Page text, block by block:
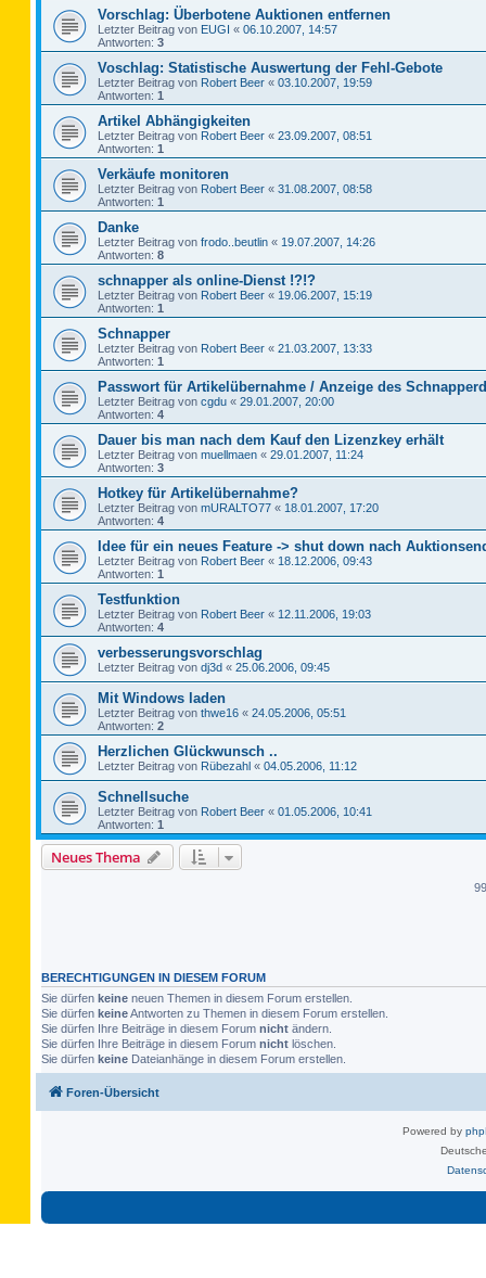
Vorschlag: Überbotene Auktionen entfernen
Letzter Beitrag von EUGI « 06.10.2007, 14:57
Antworten: 3
Voschlag: Statistische Auswertung der Fehl-Gebote
Letzter Beitrag von Robert Beer « 03.10.2007, 19:59
Antworten: 1
Artikel Abhängigkeiten
Letzter Beitrag von Robert Beer « 23.09.2007, 08:51
Antworten: 1
Verkäufe monitoren
Letzter Beitrag von Robert Beer « 31.08.2007, 08:58
Antworten: 1
Danke
Letzter Beitrag von frodo..beutlin « 19.07.2007, 14:26
Antworten: 8
schnapper als online-Dienst !?!?
Letzter Beitrag von Robert Beer « 19.06.2007, 15:19
Antworten: 1
Schnapper
Letzter Beitrag von Robert Beer « 21.03.2007, 13:33
Antworten: 1
Passwort für Artikelübernahme / Anzeige des
Letzter Beitrag von cgdu « 29.01.2007, 20:00
Antworten: 4
Dauer bis man nach dem Kauf den Lizenzkey erhält
Letzter Beitrag von muellmaen « 29.01.2007, 11:24
Antworten: 3
Hotkey für Artikelübernahme?
Letzter Beitrag von mURALTO77 « 18.01.2007, 17:20
Antworten: 4
Idee für ein neues Feature -> shut down nach
Letzter Beitrag von Robert Beer « 18.12.2006, 09:43
Antworten: 1
Testfunktion
Letzter Beitrag von Robert Beer « 12.11.2006, 19:03
Antworten: 4
verbesserungsvorschlag
Letzter Beitrag von dj3d « 25.06.2006, 09:45
Mit Windows laden
Letzter Beitrag von thwe16 « 24.05.2006, 05:51
Antworten: 2
Herzlichen Glückwunsch ..
Letzter Beitrag von Rübezahl « 04.05.2006, 11:12
Schnellsuche
Letzter Beitrag von Robert Beer « 01.05.2006, 10:41
Antworten: 1
Neues Thema
BERECHTIGUNGEN IN DIESEM FORUM
Sie dürfen keine neuen Themen in diesem Forum erstellen.
Sie dürfen keineAntworten zu Themen in diesem Forum erstellen.
Sie dürfen Ihre Beiträge in diesem Forum nicht ändern.
Sie dürfen Ihre Beiträge in diesem Forum nicht löschen.
Sie dürfen keine Dateianhänge in diesem Forum erstellen.
Foren-Übersicht
Powered by